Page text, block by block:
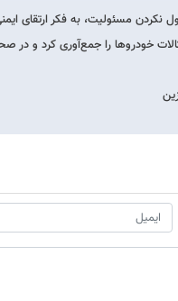
نکردن مسئولیت، به فکر ارتقای
خودروها را جمع‌آوری کرد و در